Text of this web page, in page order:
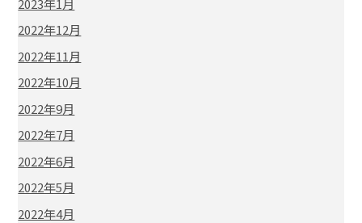
2023年1月
2022年12月
2022年11月
2022年10月
2022年9月
2022年7月
2022年6月
2022年5月
2022年4月